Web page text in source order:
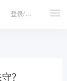
登录/注册
？